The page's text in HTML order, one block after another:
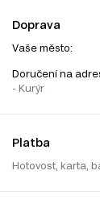
Doprava
Vaše město:
Doručení na
- Kurýr
Platba
Hotovost, karta,